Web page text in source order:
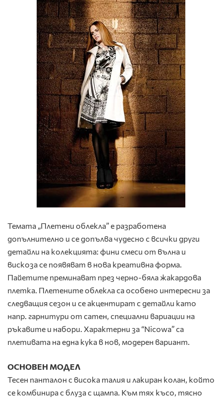
Темата „Плетени облекла” е разработена
допълнително и се допълва чудесно с всички други
детайли на колекцията: фини смеси от вълна и
вискоза се появяват в нова креативна форма.
Пайетите преминават през черно-бяла жакардова
плетка. Плетените облекла са особено интересни за
следващия сезон и се акцентират с детайли като
напр. гарнитури от сатен, специални вариации на
ръкавите и набори. Характерни за “Nicowa” са
плетивата на една кука в нов, модерен вариант.
ОСНОВЕН МОДЕЛ
Тесен панталон с висока талия и лакиран колан, който
се комбинира с блуза с щампа. Към тях късо, тясно